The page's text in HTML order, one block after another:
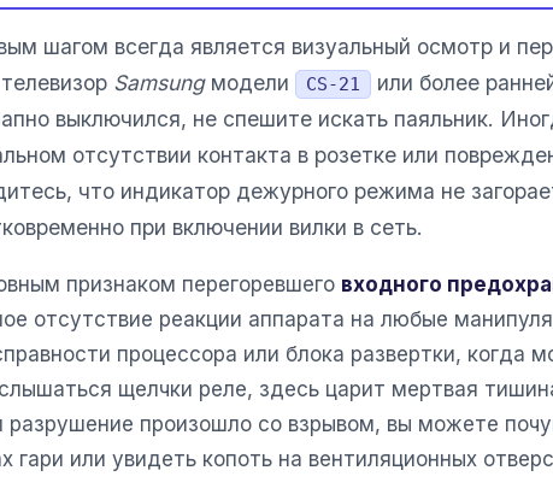
шагом всегда является визуальный осмотр и
Samsungмодели CS-21
или более
выключился, не спешите искать паяльник.
отсутствии контакта в розетке или
что индикатор дежурного режима не
при включении вилки в сеть.
признаком перегоревшего входного
отсутствие реакции аппарата на любые
процессора или блока развертки, когда
щелчки реле, здесь царит мертвая
разрушение произошло со взрывом, вы можете
гари или увидеть копоть на вентиляционных